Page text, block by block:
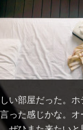
い部屋だった。
った感じかな。